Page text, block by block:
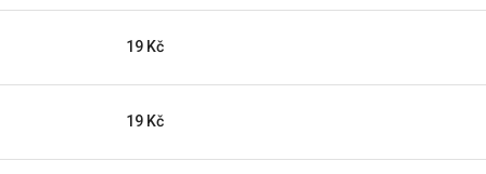
19 Kč
19 Kč